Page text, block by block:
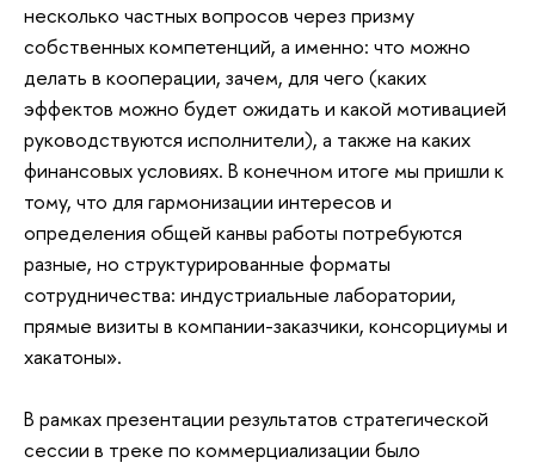
несколько частных вопросов через призму
собственных компетенций, а именно: что можно
делать в кооперации, зачем, для чего (каких
эффектов можно будет ожидать и какой мотивацией
руководствуются исполнители), а также на каких
финансовых условиях. В конечном итоге мы пришли к
тому, что для гармонизации интересов и
определения общей канвы работы потребуются
разные, но структурированные форматы
сотрудничества: индустриальные лаборатории,
прямые визиты в компании-заказчики, консорциумы и
хакатоны».
В рамках презентации результатов стратегической
сессии в треке по коммерциализации было